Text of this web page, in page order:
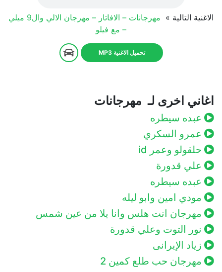
الاغنية التالية »
مهرجانات – الافاتار – مهرجان الالي وال9 ميلي
– مع فيلو
تحميل الاغنية MP3
اغاني اخرى لـ مهرجانات
عبده سيطره
عمرو السكري
حلقولو وعمر id
علي قدورة
عبده سيطره
مودي امين وابو ليله
مهرجان انت هلس وانا يلا من عين شمس
نور التوت وعلي قدورة
زياد الإيرانى
مهرجان حب طلع كمين 2